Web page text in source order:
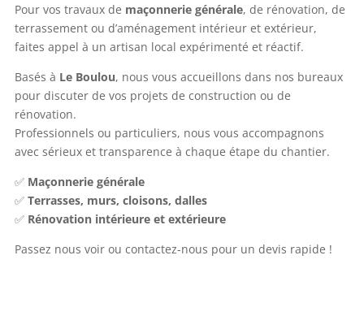
Pour vos travaux de maçonnerie générale, de rénovation, de
terrassement ou d’aménagement intérieur et extérieur,
faites appel à un artisan local expérimenté et réactif.
Basés à Le Boulou, nous vous accueillons dans nos bureaux
pour discuter de vos projets de construction ou de
rénovation.
Professionnels ou particuliers, nous vous accompagnons
avec sérieux et transparence à chaque étape du chantier.
✅ Maçonnerie générale
✅ Terrasses, murs, cloisons, dalles
✅ Rénovation intérieure et extérieure
Passez nous voir ou contactez-nous pour un devis rapide !